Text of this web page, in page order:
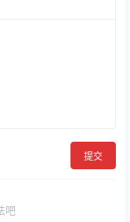
提交
吧